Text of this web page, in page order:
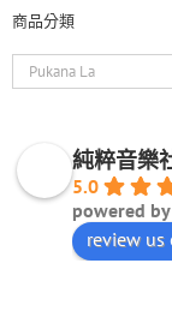
商品分類
純粹音樂
5.0
powered by
review us